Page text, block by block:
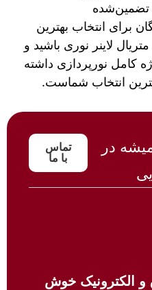
تضمین‌شده
برای انتخاب بهترین
لاینر نوری باشید و
کامل نورپردازی داشته
انتخاب شماست.
در
تماس
با ما
و الکترونیک خوش